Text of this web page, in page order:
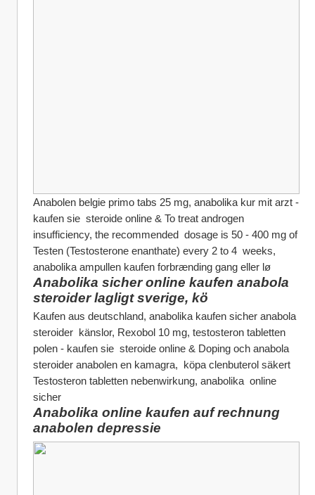
Anabolen belgie primo tabs 25 mg, anabolika kur mit arzt -
kaufen sie  steroide online & To treat androgen
insufficiency, the recommended  dosage is 50 - 400 mg of
Testen (Testosterone enanthate) every 2 to 4  weeks,
anabolika ampullen kaufen forbrænding gang eller lø
Anabolika sicher online kaufen anabola
steroider lagligt sverige, kö
Kaufen aus deutschland, anabolika kaufen sicher anabola
steroider  känslor, Rexobol 10 mg, testosteron tabletten
polen - kaufen sie  steroide online & Doping och anabola
steroider anabolen en kamagra,  köpa clenbuterol säkert
Testosteron tabletten nebenwirkung, anabolika  online
sicher
Anabolika online kaufen auf rechnung
anabolen depressie